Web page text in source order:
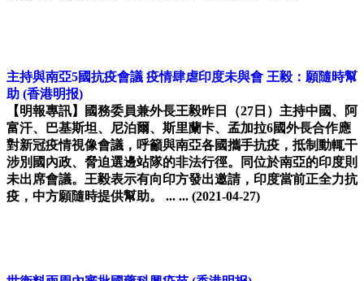
主持與南亞5國抗疫會議 疫情肆虐印度未與會 王毅：願隨時幫
助 (香港明报)
【明報專訊】國務委員兼外長王毅昨日（27日）主持中國、阿
富汗、巴基斯坦、尼泊爾、斯里蘭卡、孟加拉6國外長合作應
對新冠疫情視像會議，呼籲與南亞各國攜手抗疫，抵制動輒干
涉別國內政、脅迫選邊站隊的非法行徑。同位於南亞的印度則
未出席會議。王毅表示有向印方發出邀請，印度當前正全力抗
疫，中方願隨時提供幫助。 ... ... (2021-04-27)